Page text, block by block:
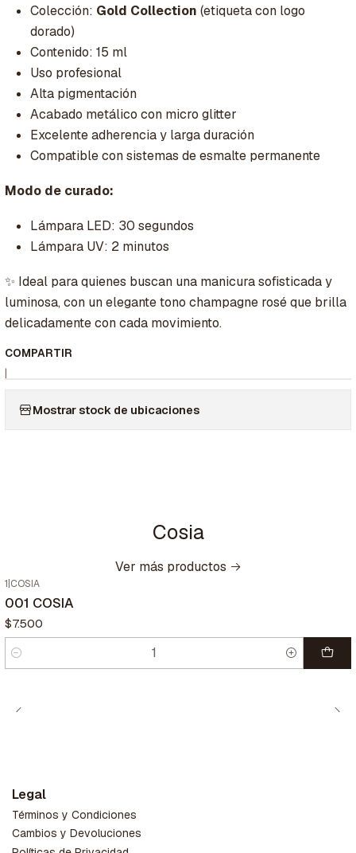
Colección: Gold Collection (etiqueta con logo
dorado)
Contenido: 15 ml
Uso profesional
Alta pigmentación
Acabado metálico con micro glitter
Excelente adherencia y larga duración
Compatible con sistemas de esmalte permanente
Modo de curado:
Lámpara LED: 30 segundos
Lámpara UV: 2 minutos
✨ Ideal para quienes buscan una manicura sofisticada y
luminosa, con un elegante tono champagne rosé que brilla
delicadamente con cada movimiento.
COMPARTIR
|
Mostrar stock de ubicaciones
Cosia
Ver más productos
1 COSIA
001 COSIA
$7.500
Cantidad
Legal
Términos y Condiciones
Cambios y Devoluciones